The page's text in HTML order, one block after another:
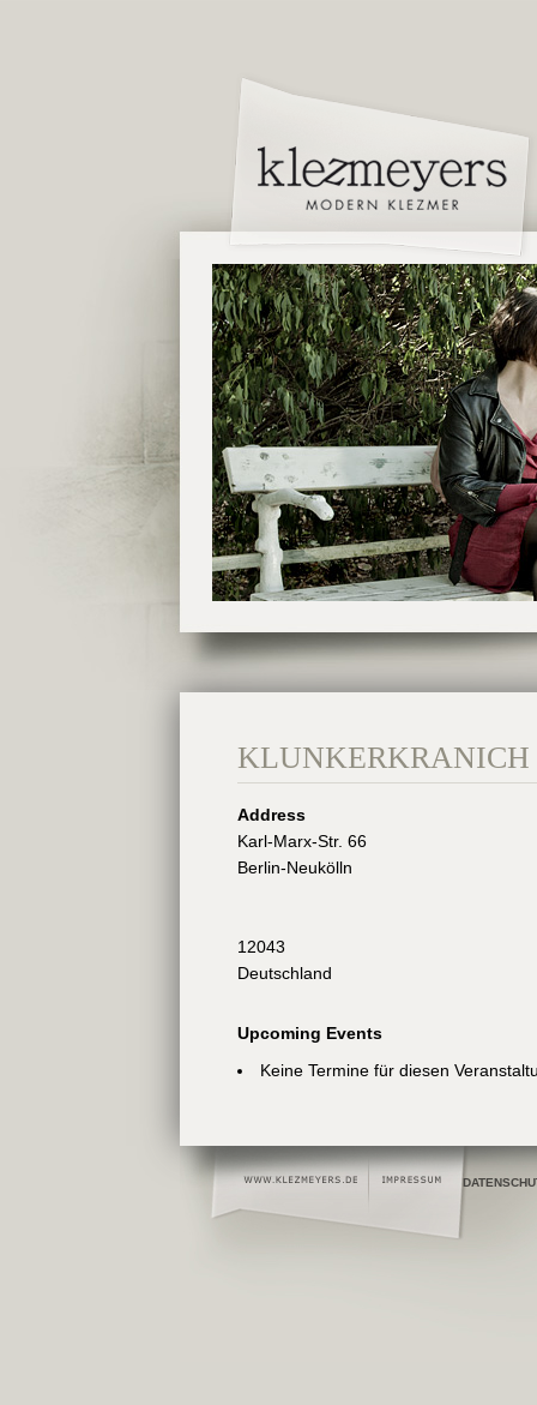
KLUNKERKRANICH
Address
Karl-Marx-Str. 66
Berlin-Neukölln
12043
Deutschland
Upcoming Events
Keine Termine für diesen